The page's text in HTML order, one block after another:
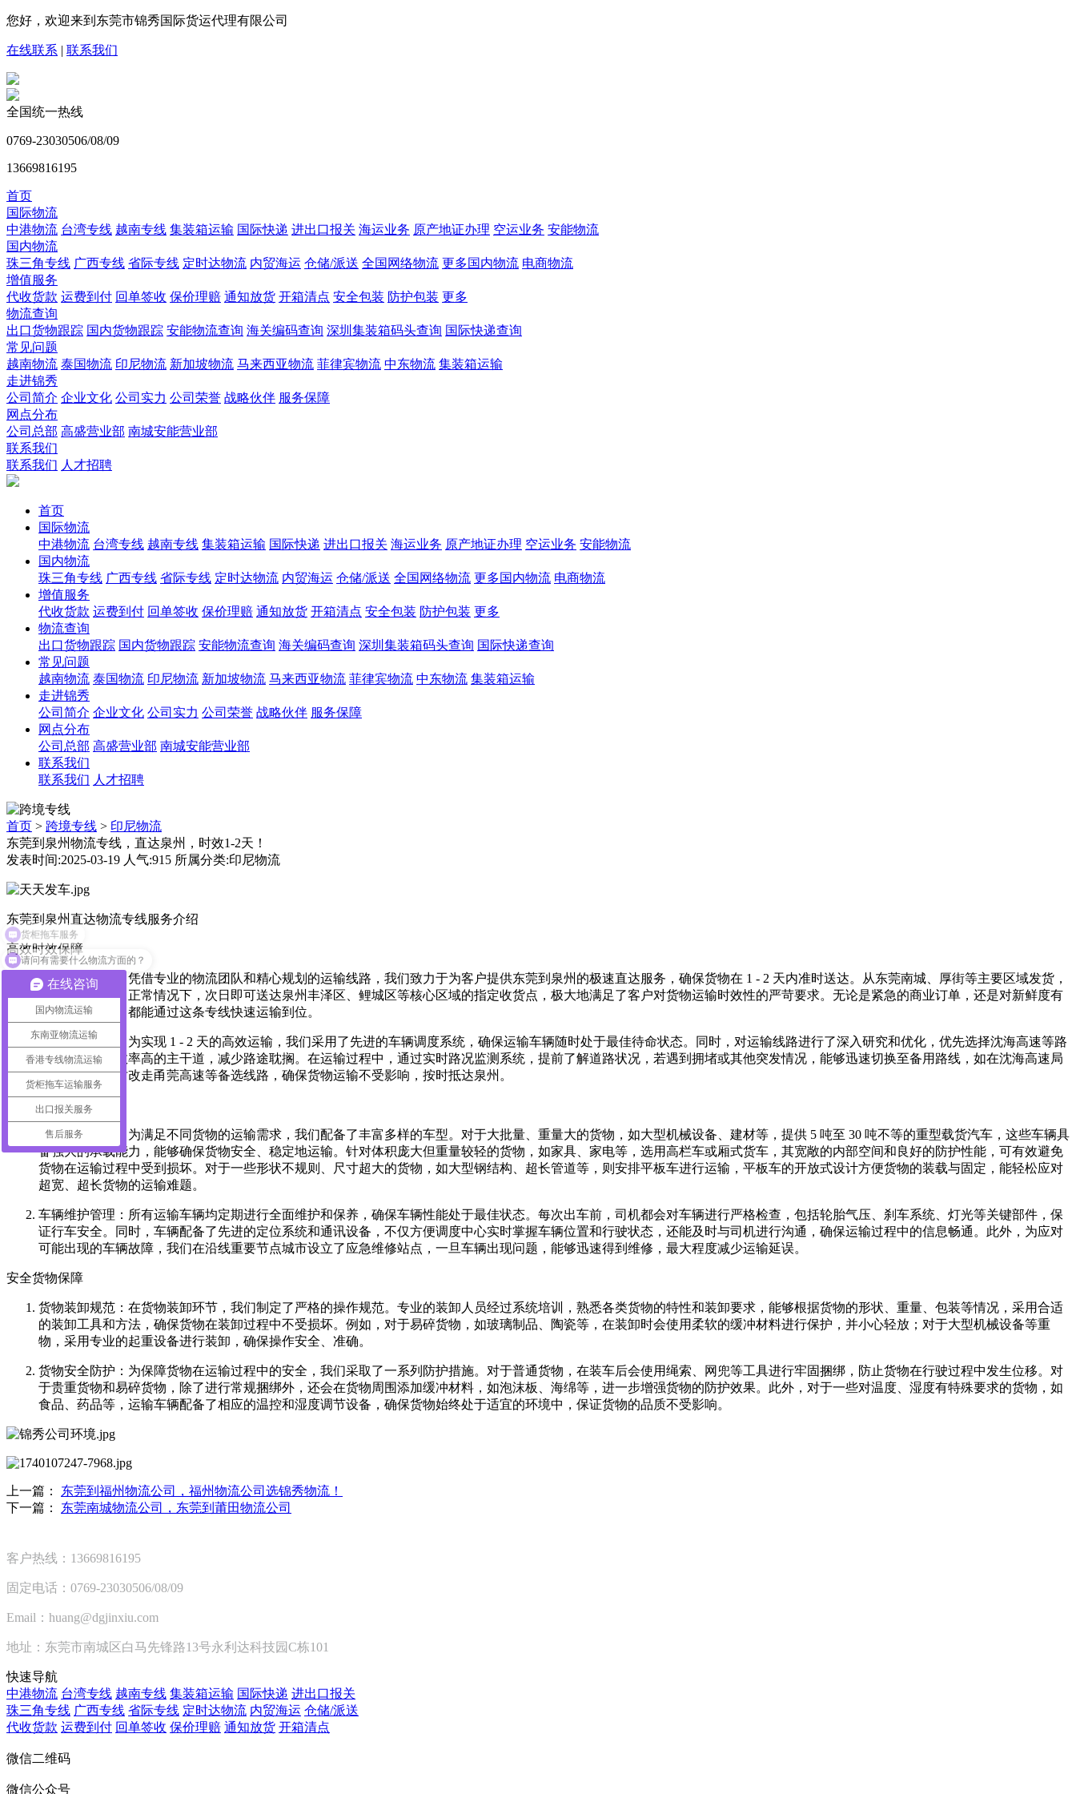
您好，欢迎来到东莞市锦秀国际货运代理有限公司
在线联系 | 联系我们
全国统一热线
0769-23030506/08/09
13669816195
首页
国际物流
中港物流 台湾专线 越南专线 集装箱运输 国际快递 进出口报关 海运业务 原产地证办理 空运业务 安能物流
国内物流
珠三角专线 广西专线 省际专线 定时达物流 内贸海运 仓储/派送 全国网络物流 更多国内物流 电商物流
增值服务
代收货款 运费到付 回单签收 保价理赔 通知放货 开箱清点 安全包装 防护包装 更多
物流查询
出口货物跟踪 国内货物跟踪 安能物流查询 海关编码查询 深圳集装箱码头查询 国际快递查询
常见问题
越南物流 泰国物流 印尼物流 新加坡物流 马来西亚物流 菲律宾物流 中东物流 集装箱运输
走进锦秀
公司简介 企业文化 公司实力 公司荣誉 战略伙伴 服务保障
网点分布
公司总部 高盛营业部 南城安能营业部
联系我们
联系我们 人才招聘
首页
国际物流
中港物流 台湾专线 越南专线 集装箱运输 国际快递 进出口报关 海运业务 原产地证办理 空运业务 安能物流
国内物流
珠三角专线 广西专线 省际专线 定时达物流 内贸海运 仓储/派送 全国网络物流 更多国内物流 电商物流
增值服务
代收货款 运费到付 回单签收 保价理赔 通知放货 开箱清点 安全包装 防护包装 更多
物流查询
出口货物跟踪 国内货物跟踪 安能物流查询 海关编码查询 深圳集装箱码头查询 国际快递查询
常见问题
越南物流 泰国物流 印尼物流 新加坡物流 马来西亚物流 菲律宾物流 中东物流 集装箱运输
走进锦秀
公司简介 企业文化 公司实力 公司荣誉 战略伙伴 服务保障
网点分布
公司总部 高盛营业部 南城安能营业部
联系我们
联系我们 人才招聘
首页 > 跨境专线 > 印尼物流
东莞到泉州物流专线，直达泉州，时效1-2天！
发表时间:2025-03-19 人气:915 所属分类:印尼物流
东莞到泉州直达物流专线服务介绍​
高效时效保障​
快速直达承诺：凭借专业的物流团队和精心规划的运输线路，我们致力于为客户提供东莞到泉州的极速直达服务，确保货物在 1 - 2 天内准时送达。从东莞南城、厚街等主要区域发货，
早上装车出发，正常情况下，次日即可送达泉州丰泽区、鲤城区等核心区域的指定收货点，极大地满足了客户对货物运输时效性的严苛要求。无论是紧急的商业订单，还是对新鲜度有
高要求的货物，都能通过这条专线快速运输到位。​
时效保障措施：为实现 1 - 2 天的高效运输，我们采用了先进的车辆调度系统，确保运输车辆随时处于最佳待命状态。同时，对运输线路进行了深入研究和优化，优先选择沈海高速等路
况良好、通行效率高的主干道，减少路途耽搁。在运输过程中，通过实时路况监测系统，提前了解道路状况，若遇到拥堵或其他突发情况，能够迅速切换至备用路线，如在沈海高速局
部拥堵时，及时改走甬莞高速等备选线路，确保货物运输不受影响，按时抵达泉州。​
专业运输车辆​
多样车型配置：为满足不同货物的运输需求，我们配备了丰富多样的车型。对于大批量、重量大的货物，如大型机械设备、建材等，提供 5 吨至 30 吨不等的重型载货汽车，这些车辆具
备强大的承载能力，能够确保货物安全、稳定地运输。针对体积庞大但重量较轻的货物，如家具、家电等，选用高栏车或厢式货车，其宽敞的内部空间和良好的防护性能，可有效避免
货物在运输过程中受到损坏。对于一些形状不规则、尺寸超大的货物，如大型钢结构、超长管道等，则安排平板车进行运输，平板车的开放式设计方便货物的装载与固定，能轻松应对
超宽、超长货物的运输难题。​
车辆维护管理：所有运输车辆均定期进行全面维护和保养，确保车辆性能处于最佳状态。每次出车前，司机都会对车辆进行严格检查，包括轮胎气压、刹车系统、灯光等关键部件，保
证行车安全。同时，车辆配备了先进的定位系统和通讯设备，不仅方便调度中心实时掌握车辆位置和行驶状态，还能及时与司机进行沟通，确保运输过程中的信息畅通。此外，为应对
可能出现的车辆故障，我们在沿线重要节点城市设立了应急维修站点，一旦车辆出现问题，能够迅速得到维修，最大程度减少运输延误。​
安全货物保障​
货物装卸规范：在货物装卸环节，我们制定了严格的操作规范。专业的装卸人员经过系统培训，熟悉各类货物的特性和装卸要求，能够根据货物的形状、重量、包装等情况，采用合适
的装卸工具和方法，确保货物在装卸过程中不受损坏。例如，对于易碎货物，如玻璃制品、陶瓷等，在装卸时会使用柔软的缓冲材料进行保护，并小心轻放；对于大型机械设备等重
物，采用专业的起重设备进行装卸，确保操作安全、准确。​
货物安全防护：为保障货物在运输过程中的安全，我们采取了一系列防护措施。对于普通货物，在装车后会使用绳索、网兜等工具进行牢固捆绑，防止货物在行驶过程中发生位移。对
于贵重货物和易碎货物，除了进行常规捆绑外，还会在货物周围添加缓冲材料，如泡沫板、海绵等，进一步增强货物的防护效果。此外，对于一些对温度、湿度有特殊要求的货物，如
食品、药品等，运输车辆配备了相应的温控和湿度调节设备，确保货物始终处于适宜的环境中，保证货物的品质不受影响。
上一篇： 东莞到福州物流公司，福州物流公司选锦秀物流！
下一篇： 东莞南城物流公司，东莞到莆田物流公司
客户热线：13669816195
固定电话：0769-23030506/08/09
Email：huang@dgjinxiu.com
地址：东莞市南城区白马先锋路13号永利达科技园C栋101
快速导航
中港物流 台湾专线 越南专线 集装箱运输 国际快递 进出口报关
珠三角专线 广西专线 省际专线 定时达物流 内贸海运 仓储/派送
代收货款 运费到付 回单签收 保价理赔 通知放货 开箱清点
微信二维码
微信公众号
在线咨询
国内物流运输
东南亚物流运输
香港专线物流运输
货柜拖车运输服务
出口报关服务
售后服务
请问有需要什么物流方面的？
货柜拖车服务